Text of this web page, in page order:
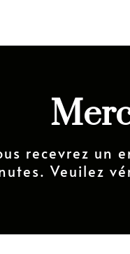
recevrez un
Veuilez